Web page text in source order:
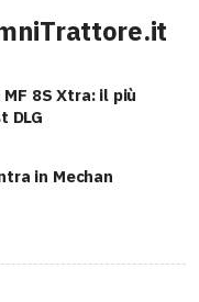
8S Xtra: il più
DLG
in Mechan